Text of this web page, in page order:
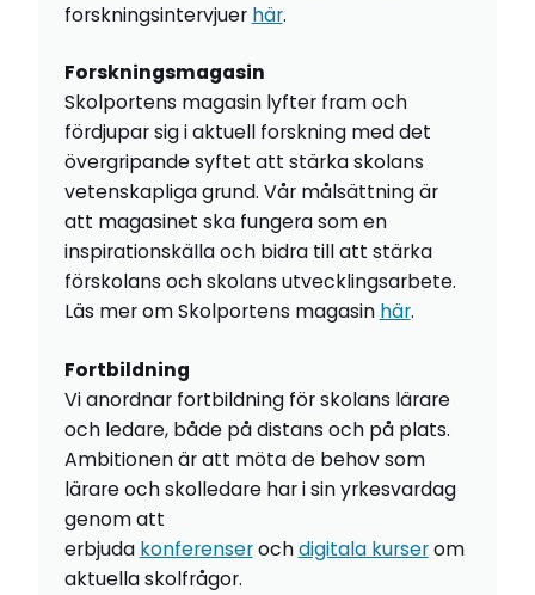
forskningsintervjuer här.
Forskningsmagasin
Skolportens magasin lyfter fram och
fördjupar sig i aktuell forskning med det
övergripande syftet att stärka skolans
vetenskapliga grund. Vår målsättning är
att magasinet ska fungera som en
inspirationskälla och bidra till att stärka
förskolans och skolans utvecklingsarbete.
Läs mer om Skolportens magasin här.
Fortbildning
Vi anordnar fortbildning för skolans lärare
och ledare, både på distans och på plats.
Ambitionen är att möta de behov som
lärare och skolledare har i sin yrkesvardag
genom att
erbjuda konferenserochdigitala kurserom
aktuella skolfrågor.